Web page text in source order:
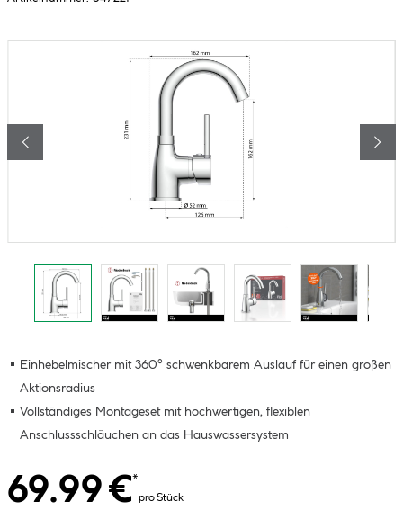
Einhebelmischer mit 360° schwenkbarem Auslauf für einen großen
Aktionsradius
Vollständiges Montageset mit hochwertigen, flexiblen
Anschlussschläuchen an das Hauswassersystem
69.99 €*
pro Stück